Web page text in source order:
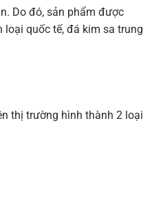
Do đó, sản phẩm được
quốc tế, đá kim sa trung
thị trường hình thành 2 loại